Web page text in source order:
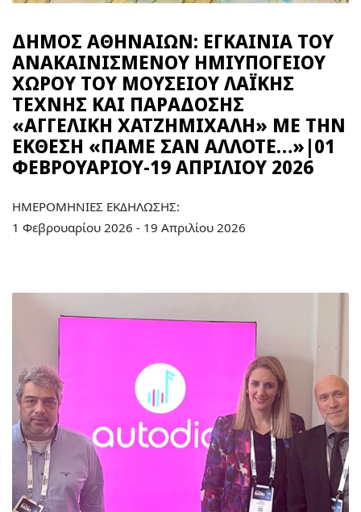
ΔΗΜΟΣ ΑΘΗΝΑΙΩΝ: ΕΓΚΑΙΝΙΑ ΤΟΥ
ΑΝΑΚΑΙΝΙΣΜΕΝΟΥ ΗΜΙΥΠΟΓΕΙΟΥ
ΧΩΡΟΥ ΤΟΥ ΜΟΥΣΕΙΟΥ ΛΑΪΚΗΣ
ΤΕΧΝΗΣ ΚΑΙ ΠΑΡΑΔΟΣΗΣ
«ΑΓΓΕΛΙΚΗ ΧΑΤΖΗΜΙΧΑΛΗ» ΜΕ ΤΗΝ
ΕΚΘΕΣΗ «ΠΑΜΕ ΣΑΝ ΑΛΛΟΤΕ…»|01
ΦΕΒΡΟΥΑΡΙΟΥ-19 ΑΠΡΙΛΙΟΥ 2026
ΗΜΕΡΟΜΗΝΙΕΣ ΕΚΔΗΛΩΣΗΣ:
1 Φεβρουαρίου 2026 - 19 Απριλίου 2026